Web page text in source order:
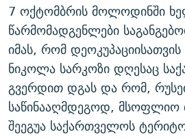
7 ოქტომბრის მოლოდინში
წარმომადგენლები
იმას, რომ
ნიკოლა სარკოზი დღესაც
გვერდით დგას და რომ,
საწინააღმდეგოდ, მსოფლიო
შეეგუა საქართველოს